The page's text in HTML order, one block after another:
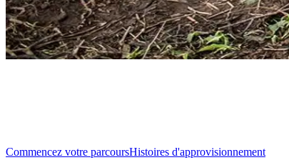
Commencez votre parcoursHistoires d'approvisionnement